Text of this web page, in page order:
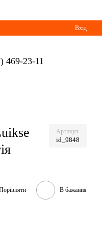
Вхід
469-23-11
Артикул
id_9848
В бажання